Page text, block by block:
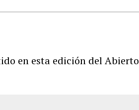
en esta edición del Abierto